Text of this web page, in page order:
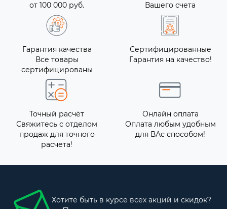
от 100 000 руб.
Вашего счета
Гарантия качества
Все товары
сертифицированы
Сертифицированные
Гарантия на качество!
Точный расчёт
Свяжитесь с отделом
продаж для точного
расчета!
Онлайн оплата
Оплата любым удобным
для ВАс способом!
Хотите быть в курсе всех акций и скидок?